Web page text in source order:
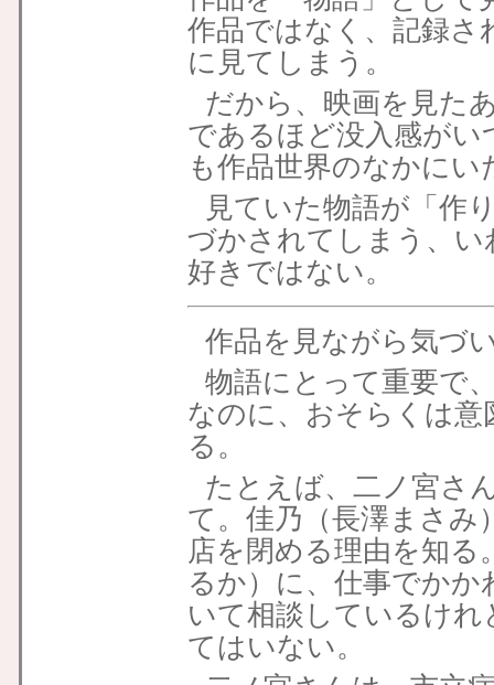
作品ではなく、記録
に見てしまう。
だから、映画を見た
であるほど没入感が
も作品世界のなかに
見ていた物語が「作
づかされてしまう、い
好きではない。
作品を見ながら気づ
物語にとって重要で
なのに、おそらくは
る。
たとえば、二ノ宮さ
て。佳乃（長澤まさみ
店を閉める理由を知る
るか）に、仕事でか
いて相談しているけ
てはいない。